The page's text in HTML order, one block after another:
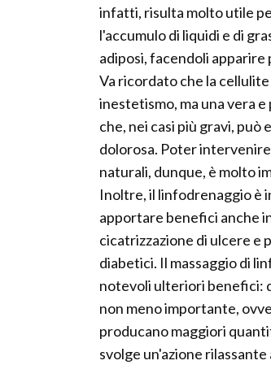
infatti, risulta molto utile
l'accumulo di liquidi e di
adiposi, facendoli apparire
Va ricordato che la cellulite
inestetismo, ma una vera
che, nei casi più gravi, può
dolorosa. Poter
naturali, dunque, è molto
Inoltre, il linfodrenaggio è
apportare benefici anche
cicatrizzazione di ulcere e
diabetici. Il massaggio di
notevoli ulteriori benefici:
non meno importante,
producano maggiori
svolge un'azione